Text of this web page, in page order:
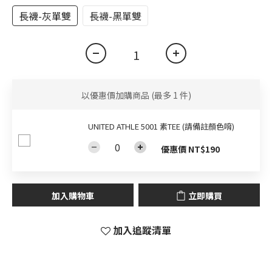
長襪-灰單雙 長襪-黑單雙
以優惠價加購商品 (最多 1 件)
UNITED ATHLE 5001 素TEE (請備註顏色唷)
優惠價 NT$190
加入購物車 立即購買
加入追蹤清單